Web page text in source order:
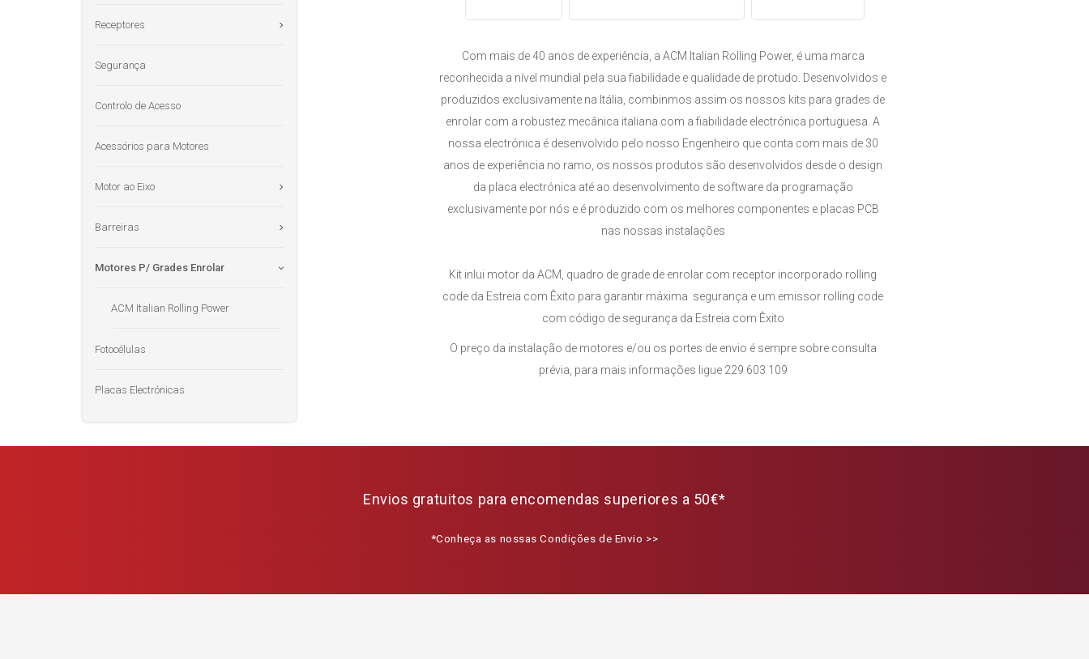
Receptores
Segurança
Controlo de Acesso
Acessórios para Motores
Motor ao Eixo
Barreiras
Motores P/ Grades Enrolar
ACM Italian Rolling Power
Fotocélulas
Placas Electrónicas
Com mais de 40 anos de experiência, a ACM Italian Rolling Power, é uma marca
reconhecida a nível mundial pela sua fiabilidade e qualidade de protudo. Desenvolvidos e
produzidos exclusivamente na Itália, combinmos assim os nossos kits para grades de
enrolar com a robustez mecânica italiana com a fiabilidade electrónica portuguesa. A
nossa electrónica é desenvolvido pelo nosso Engenheiro que conta com mais de 30
anos de experiência no ramo, os nossos produtos são desenvolvidos desde o design
da placa electrónica até ao desenvolvimento de software da programação
exclusivamente por nós e é produzido com os melhores componentes e placas PCB
nas nossas instalações
Kit inlui motor da ACM, quadro de grade de enrolar com receptor incorporado rolling
code da Estreia com Êxito para garantir máxima segurança e um emissor rolling code
com código de segurança da Estreia com Êxito
O preço da instalação de motores e/ou os portes de envio é sempre sobre consulta
prévia, para mais informações ligue 229 603 109
Envios gratuitos para encomendas superiores a 50€*
*Conheça as nossas Condições de Envio >>